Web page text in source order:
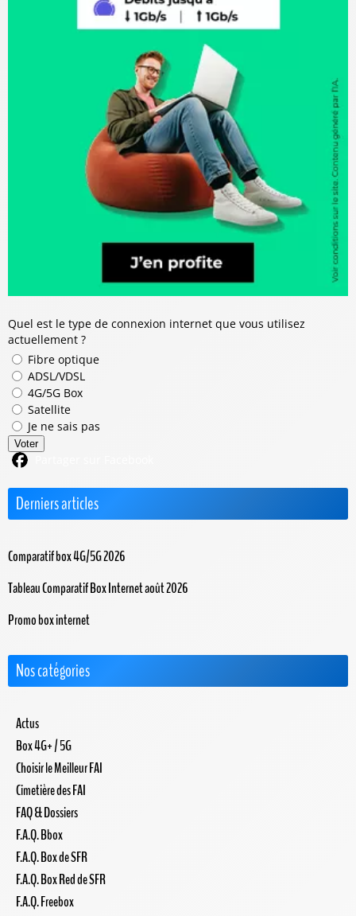
Quel est le type de connexion internet que vous utilisez
actuellement ?
Fibre optique
ADSL/VDSL
4G/5G Box
Satellite
Je ne sais pas
Voter
Derniers articles
Comparatif box 4G/5G 2026
Tableau Comparatif Box Internet août 2026
Promo box internet
Nos catégories
Actus
Box 4G+ / 5G
Choisir le Meilleur FAI
Cimetière des FAI
FAQ & Dossiers
F.A.Q. Bbox
F.A.Q. Box de SFR
F.A.Q. Box Red de SFR
F.A.Q. Freebox